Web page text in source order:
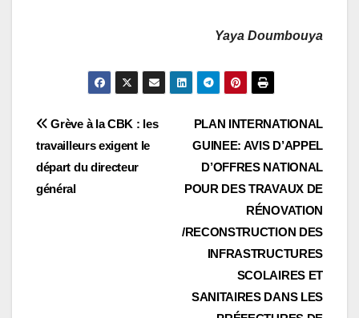
Yaya Doumbouya
Navigation
de
l’article
PLAN INTERNATIONAL
GUINEE: AVIS D’APPEL
D’OFFRES NATIONAL
POUR DES TRAVAUX DE
RÉNOVATION
/RECONSTRUCTION DES
INFRASTRUCTURES
SCOLAIRES ET
SANITAIRES DANS LES
Grève à la CBK : les
travailleurs exigent le
départ du directeur
général